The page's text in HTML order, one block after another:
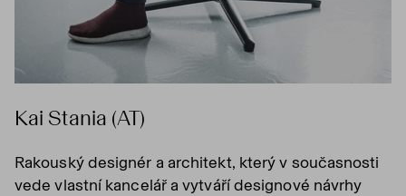
Kai Stania (AT)
Rakouský designér a architekt, který v současnosti
vede vlastní kancelář a vytváří designové návrhy